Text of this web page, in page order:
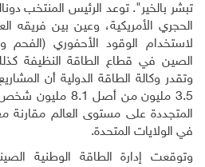
تبشر بالخير". توعد الرئيس المنتخب
الحجري الأمريكية، وعين بين فريقه
لاستخدام الوقود الأحفوري (الفحم
الصين في قطاع الطاقة النظيفة
وتقدر وكالة الطاقة الدولية أن
3.5 مليون من أصل
في الولايات المتحدة.
وتوقعت إدارة الطاقة الوطنية